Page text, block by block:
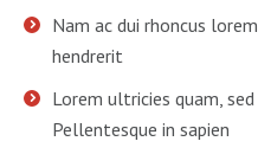
Nam ac dui rhoncus
hendrerit
Lorem ultricies quam,
Pellentesque in sapien